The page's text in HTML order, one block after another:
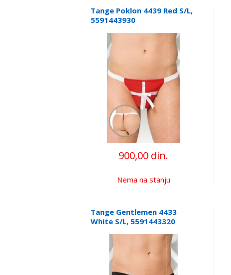
Tange Poklon 4439 Red S/L,
5591443930
900,00 din.
Nema na stanju
Tange Gentlemen 4433
White S/L, 5591443320